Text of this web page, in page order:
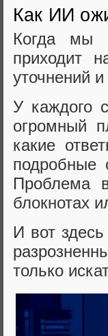
Как ИИ
Когда мы
приходит
уточнений
У каждого
огромный
какие
подробные
Проблема
блокнотах
И вот
только